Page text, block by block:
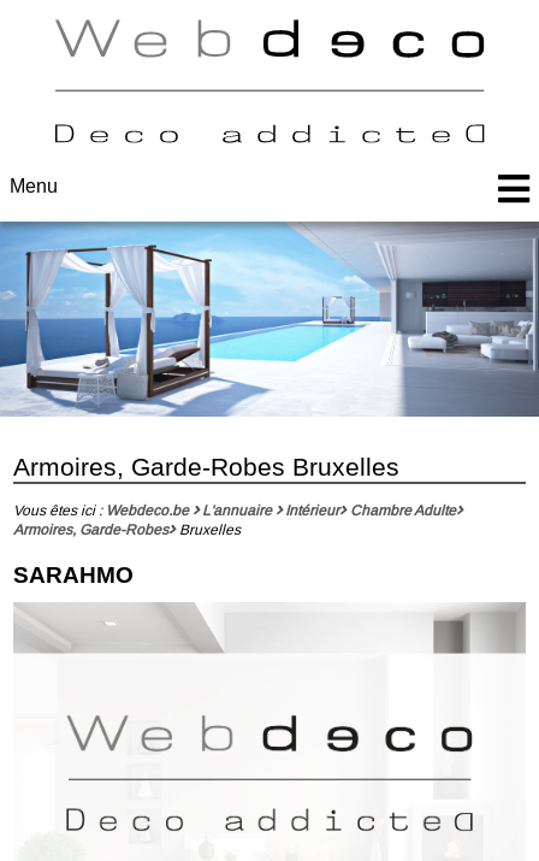
Menu
Armoires, Garde-Robes Bruxelles
Vous êtes ici : Webdeco.be L'annuaire Intérieur
Chambre Adulte
Armoires, Garde-Robes
Bruxelles
SARAHMO